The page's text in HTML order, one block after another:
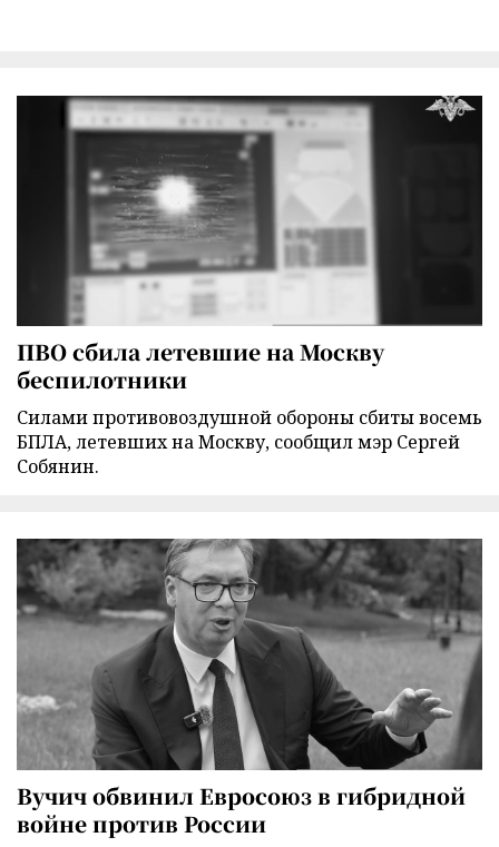
ПВО сбила летевшие на Москву
беспилотники
Силами противовоздушной обороны сбиты восемь
БПЛА, летевших на Москву, сообщил мэр Сергей
Собянин.
Вучич обвинил Евросоюз в гибридной
войне против России